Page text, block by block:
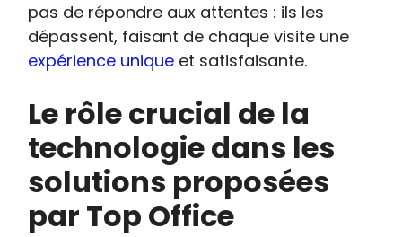
pas de répondre aux attentes : ils les
dépassent, faisant de chaque visite une
expérience unique et satisfaisante.
Le rôle crucial de la
technologie dans les
solutions proposées
par Top Office